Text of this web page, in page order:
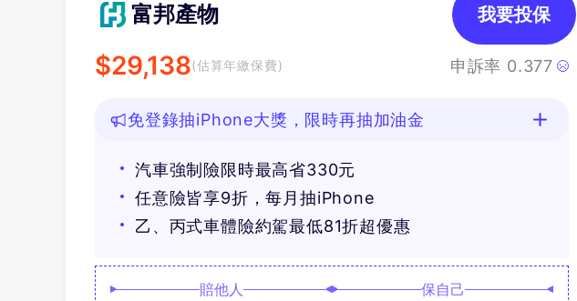
富邦產物
$29,138(估算年繳保費) 申訴率 0.377
我要投保
免登錄抽iPhone大獎，限時再抽加油金
汽車強制險限時最高省330元
任意險皆享9折，每月抽iPhone
乙、丙式車體險約駕最低81折超優惠
賠他人 保自己